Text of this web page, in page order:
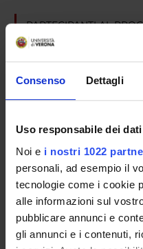
Consenso Dettagli
Uso responsabile dei dati
Noi e i nostri 1022
personali, ad esempio il
tecnologie come i cookie
alle informazioni sul
pubblicare annunci e
gli annunci e i contenuti,
PARTECIPANTI AL
Giuseppe Bellisola
Elisabetta Moratti
Giovannino Silvestri
Claudio Sorio
Marzia Vezzalini